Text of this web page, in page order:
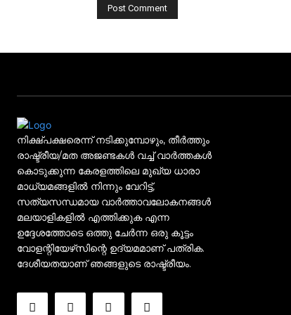
നിക്ഷ്പക്ഷരെന്ന് നടിക്കുമ്പോഴും, തീർത്തും
രാഷ്ട്രീയ/മത അജണ്ടകൾ വച്ച് വാർത്തകൾ
കൊടുക്കുന്ന കേരളത്തിലെ മുഖ്യ ധാരാ
മാധ്യമങ്ങളിൽ നിന്നും വേറിട്ട്,
സത്യസന്ധമായ വാർത്താവലോകനങ്ങൾ
മലയാളികളിൽ എത്തിക്കുക എന്ന
ഉദ്ദേശത്തോടെ ഒത്തു ചേർന്ന ഒരു കൂട്ടം
വോളന്റിയേഴ്‌സിന്റെ ഉദ്യമമാണ് പത്രിക.
ദേശീയതയാണ് ഞങ്ങളുടെ രാഷ്ട്രീയം.